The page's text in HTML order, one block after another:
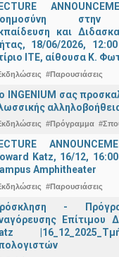
στην
και
18/06/2026,
ΙΤΕ, αίθουσα Κ.
#Παρουσιάσεις
INGENIUM σας
#Πρόγραμμα
Katz, 16/12,
Amphitheater
#Παρουσιάσεις
-
Επίτιμου